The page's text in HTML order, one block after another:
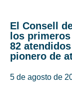
El Consell
los
82
pionero de
5 de agosto de